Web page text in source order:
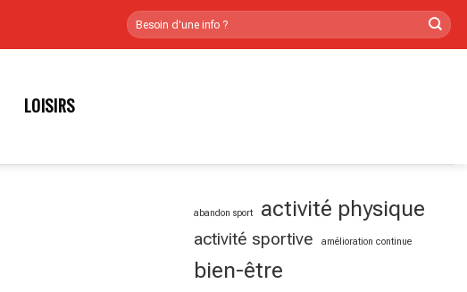
LOISIRS
abandon sport activité physique
activité sportive amélioration continue
bien-être